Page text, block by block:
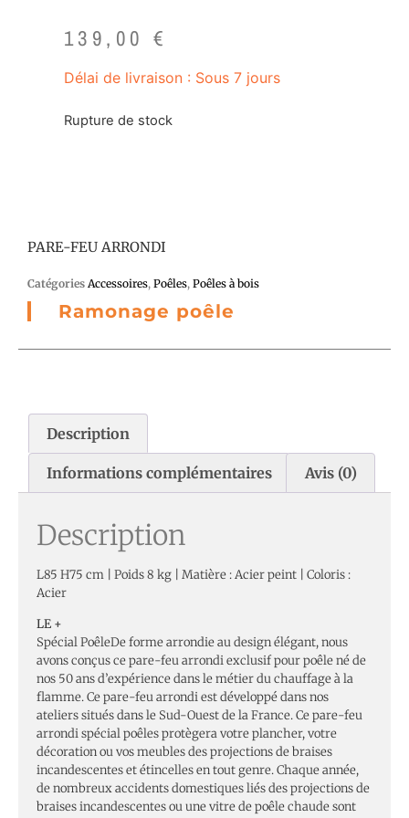
139,00 €
Délai de livraison : Sous 7 jours
Rupture de stock
PARE-FEU ARRONDI
Catégories Accessoires, Poêles, Poêles à bois
Ramonage poêle
Description
Informations complémentaires Avis (0)
Description
L85 H75 cm | Poids 8 kg | Matière : Acier peint | Coloris :
Acier
LE +
Spécial PoêleDe forme arrondie au design élégant, nous
avons conçus ce pare-feu arrondi exclusif pour poêle né de
nos 50 ans d’expérience dans le métier du chauffage à la
flamme. Ce pare-feu arrondi est développé dans nos
ateliers situés dans le Sud-Ouest de la France. Ce pare-feu
arrondi spécial poêles protègera votre plancher, votre
décoration ou vos meubles des projections de braises
incandescentes et étincelles en tout genre. Chaque année,
de nombreux accidents domestiques liés des projections de
braises incandescentes ou une vitre de poêle chaude sont